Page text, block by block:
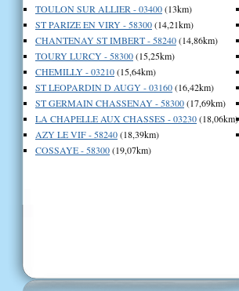
TOULON SUR ALLIER - 03400(13km)
ST PARIZE EN VIRY - 58300(14,21km)
CHANTENAY ST IMBERT - 58240(14,86km)
TOURY LURCY - 58300(15,25km)
CHEMILLY - 03210(15,64km)
ST LEOPARDIN D AUGY - 03160(16,42km)
ST GERMAIN CHASSENAY - 58300(17,69km)
LA CHAPELLE AUX CHASSES - 03230(18,06km)
AZY LE VIF - 58240(18,39km)
COSSAYE - 58300(19,07km)